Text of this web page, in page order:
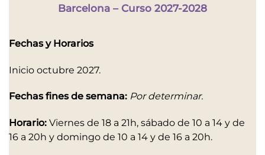
Barcelona – Curso 2027-2028
Fechas y Horarios
Inicio octubre 2027.
Fechas fines de semana: Por determinar.
Horario: Viernes de 18 a 21h, sábado de 10 a 14 y de
16 a 20h y domingo de 10 a 14 y de 16 a 20h.